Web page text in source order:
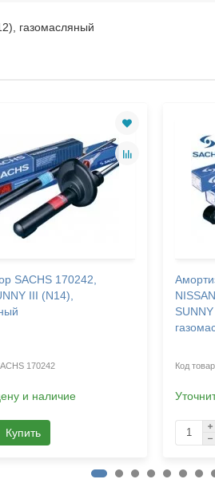
газомасляный
SACHS 170242,
III (N14),
170242
и наличие
Купить